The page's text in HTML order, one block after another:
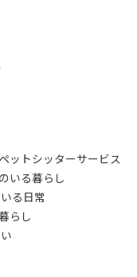
ットシッターサービス
いる暮らし
る日常
らし